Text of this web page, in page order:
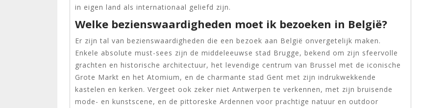
in eigen land als internationaal geliefd zijn.
Welke bezienswaardigheden moet ik bezoeken in België?
Er zijn tal van bezienswaardigheden die een bezoek aan België onvergetelijk maken.
Enkele absolute must-sees zijn de middeleeuwse stad Brugge, bekend om zijn sfeervolle
grachten en historische architectuur, het levendige centrum van Brussel met de iconische
Grote Markt en het Atomium, en de charmante stad Gent met zijn indrukwekkende
kastelen en kerken. Vergeet ook zeker niet Antwerpen te verkennen, met zijn bruisende
mode- en kunstscene, en de pittoreske Ardennen voor prachtige natuur en outdoor